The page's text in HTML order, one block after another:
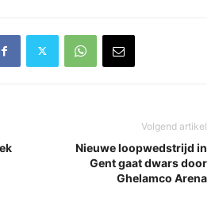
Volgend artikel
Nieuwe loopwedstrijd in
Gent gaat dwars door
Ghelamco Arena